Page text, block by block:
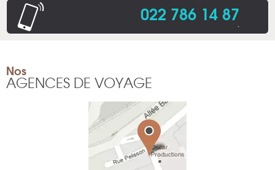
022 786 14 87.
Nos
AGENCES DE VOYAGE